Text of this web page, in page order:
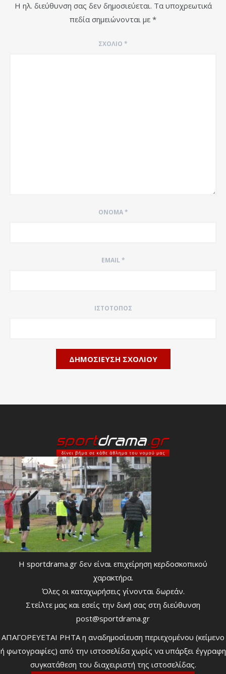
Η ηλ. διεύθυνση σας δεν δημοσιεύεται. Τα υποχρεωτικά
πεδία σημειώνονται με *
ΣΧΌΛΙΟ *
ΌΝΟΜΑ*
EMAIL*
ΙΣΤΌΤΟΠΟΣ
Η sportdrama.gr δεν είναι επιχείρηση κερδοσκοπικού
χαρακτήρα.
Όλες οι καταχωρήσεις γίνονται δωρεάν.
Στείλτε μας και εσείς την δική σας στη διεύθυνση
post@sportdrama.gr
ΑΠΑΓΟΡΕΥΕΤΑΙ ΡΗΤΑ η αναδημοσίευση περιεχομένου (κείμενο
ή φωτογραφίες) από την ιστοσελίδα χωρίς να υπάρξει έγγραφη
συγκατάθεση του διαχειριστή της ιστοσελίδας.